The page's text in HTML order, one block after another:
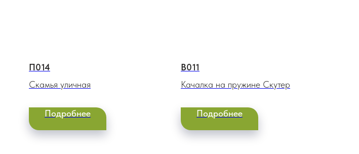
П014
Скамья уличная
Подробнее
В011
Качалка на пружине Скутер
Подробнее